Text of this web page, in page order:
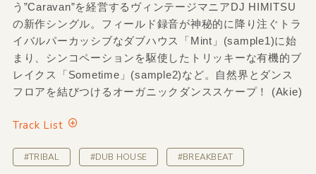
う”Caravan”を経営するヴィンテージマニアDJ HIMITSU
の新作シングル。フィールド録音が神秘的に降り注ぐトラ
イバルパーカッシブなダブハウス「Mint」(sample1)に始
まり、シンコペーションを駆使したトリッキーな有機的ブ
レイクス「Sometime」(sample2)など。自然界とダンス
フロアを結びつけるオーガニックダンススケープ！ (Akie)
Track List
#TRIBAL #DUB HOUSE #BREAKBEAT